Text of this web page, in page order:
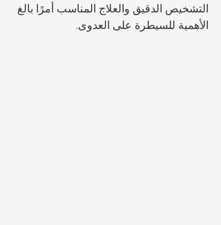
التشخيص الدقيق والعلاج المناسب أمرًا بالغ
الأهمية للسيطرة على العدوى.